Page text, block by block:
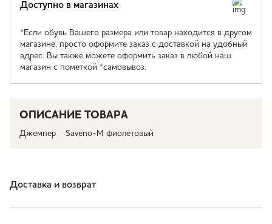
Доступно в магазинах
*Если обувь Вашего размера или товар находится в другом
магазине, просто оформите заказ с доставкой на удобный
адрес. Вы также можете оформить заказ в любой наш
магазин с пометкой *самовывоз.
ОПИСАНИЕ ТОВАРА
Джемпер Saveno-M фиолетовый
Доставка и возврат